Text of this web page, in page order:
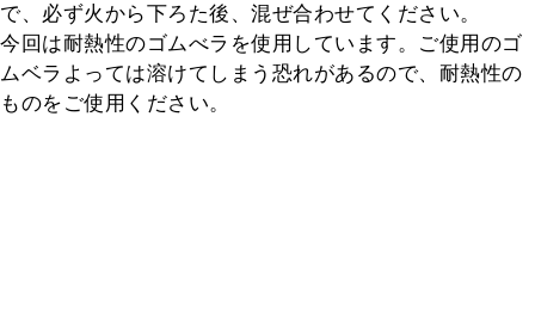
で、必ず火から下ろた後、混ぜ合わせてください。
今回は耐熱性のゴムべラを使用しています。ご使用のゴ
ムベラよっては溶けてしまう恐れがあるので、耐熱性の
ものをご使用ください。